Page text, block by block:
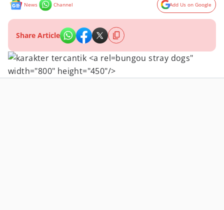
News Channel Add Us on Google
Share Article
bungou stray dogs"
width="800" height="450"/>